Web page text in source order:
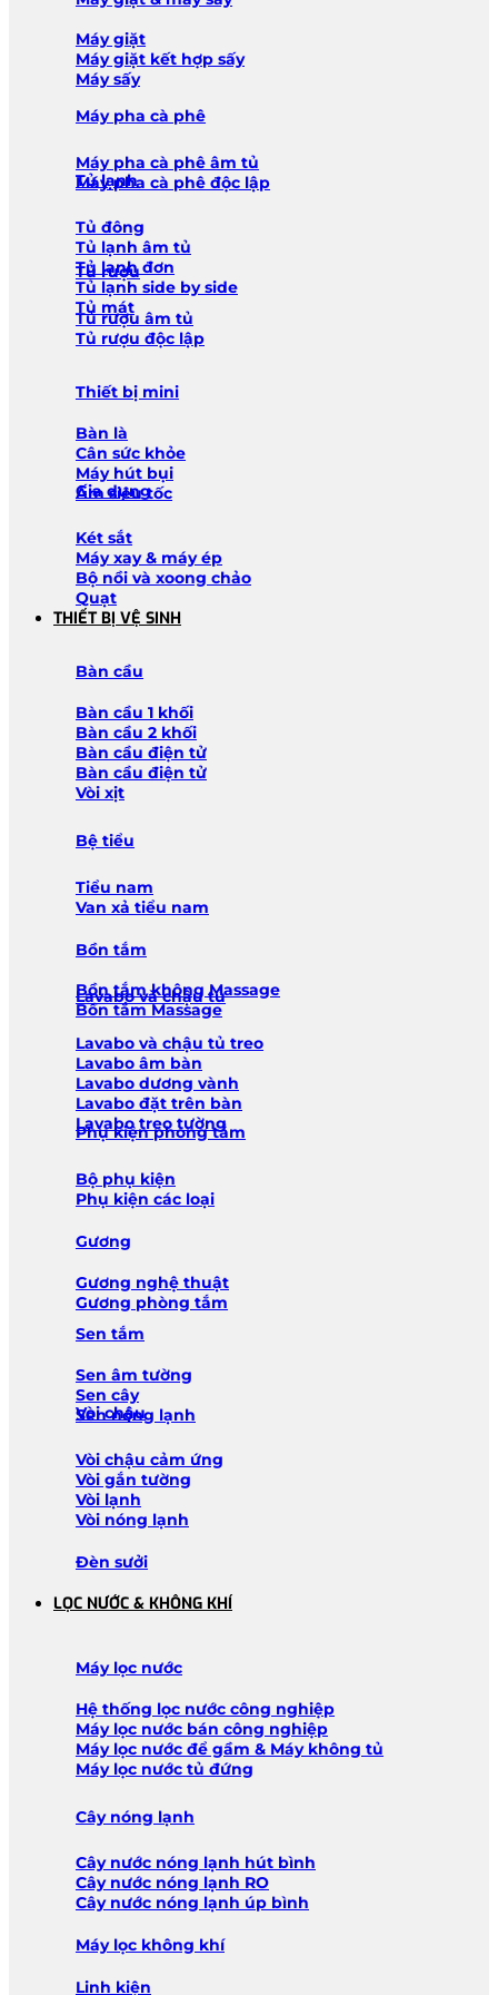
Máy giặt
Máy giặt kết hợp sấy
Máy sấy
Máy pha cà phê
Máy pha cà phê âm tủ
Máy pha cà phê độc lập
Tủ lạnh
Tủ đông
Tủ lạnh âm tủ
Tủ lạnh đơn
Tủ lạnh side by side
Tủ mát
Tủ rượu
Tủ rượu âm tủ
Tủ rượu độc lập
Thiết bị mini
Bàn là
Cân sức khỏe
Máy hút bụi
Ấm siêu tốc
Gia dụng
Két sắt
Máy xay & máy ép
Bộ nồi và xoong chảo
Quạt
THIẾT BỊ VỆ SINH
Bàn cầu
Bàn cầu 1 khối
Bàn cầu 2 khối
Bàn cầu điện tử
Bàn cầu điện tử
Vòi xịt
Bệ tiểu
Tiểu nam
Van xả tiểu nam
Bồn tắm
Bồn tắm không Massage
Bồn tắm Massage
Lavabo và chậu tủ
Lavabo và chậu tủ treo
Lavabo âm bàn
Lavabo dương vành
Lavabo đặt trên bàn
Lavabo treo tường
Phụ kiện phòng tắm
Bộ phụ kiện
Phụ kiện các loại
Gương
Gương nghệ thuật
Gương phòng tắm
Sen tắm
Sen âm tường
Sen cây
Sen nóng lạnh
Vòi chậu
Vòi chậu cảm ứng
Vòi gắn tường
Vòi lạnh
Vòi nóng lạnh
Đèn sưởi
LỌC NƯỚC & KHÔNG KHÍ
Máy lọc nước
Hệ thống lọc nước công nghiệp
Máy lọc nước bán công nghiệp
Máy lọc nước để gầm & Máy không tủ
Máy lọc nước tủ đứng
Cây nóng lạnh
Cây nước nóng lạnh hút bình
Cây nước nóng lạnh RO
Cây nước nóng lạnh úp bình
Máy lọc không khí
Linh kiện